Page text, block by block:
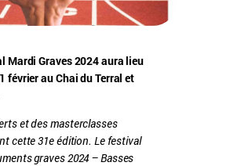
Mardi Graves 2024 aura lieu
février au Chai du Terral et
et des masterclasses
cette 31e édition. Le festival
graves 2024 – Basses